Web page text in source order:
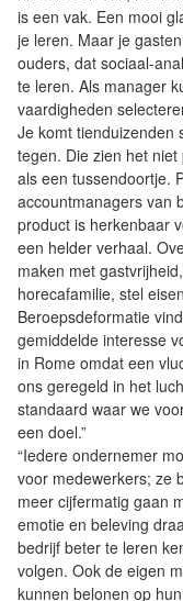
is een vak. Een mooi
je leren. Maar je
ouders, dat sociaal-
te leren. Als manager
vaardigheden
Je komt tienduizenden
tegen. Die zien het
als een tussendoortje.
accountmanagers van
product is herkenbaar
een helder verhaal.
maken met
horecafamilie, stel
Beroepsdeformatie
gemiddelde interesse
in Rome omdat een
ons geregeld in het
standaard waar we
een doel.”
“Iedere ondernemer
voor medewerkers; ze
meer cijfermatig gaan
emotie en beleving
bedrijf beter te leren
volgen. Ook de eigen
kunnen belonen op